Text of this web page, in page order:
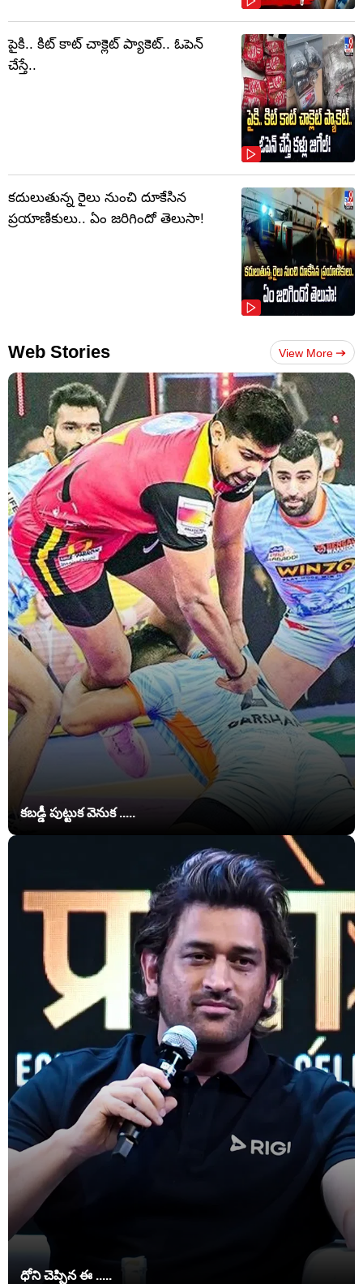
పైకి.. కిట్‌ కాట్‌ చాక్లెట్ ప్యాకెట్‌.. ఓపెన్‌
చేస్తే..
కదులుతున్న రైలు నుంచి దూకేసిన
ప్రయాణికులు.. ఏం జరిగిందో తెలుసా!
Web Stories View More
కబడ్డీ పుట్టుక వెనుక .....
ధోని చెప్పిన ఈ .....